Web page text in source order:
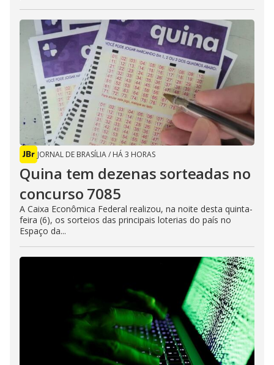
JORNAL DE BRASÍLIA/ HÁ 3 HORAS
Quina tem dezenas sorteadas no
concurso 7085
A Caixa Econômica Federal realizou, na noite desta quinta-
feira (6), os sorteios das principais loterias do país no
Espaço da...